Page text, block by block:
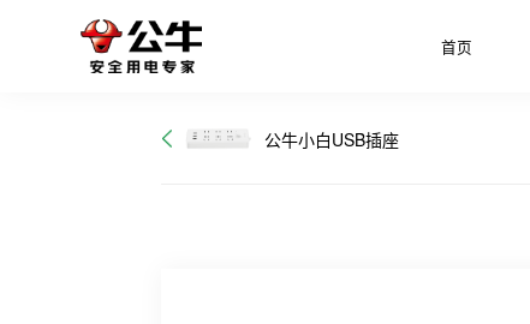
首页
公牛小白USB插座